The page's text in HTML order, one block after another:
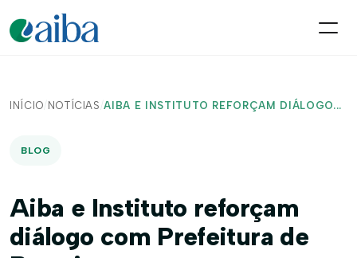
INÍCIO/ NOTÍCIAS /AIBA E INSTITUTO REFORÇAM DIÁLOGO...
BLOG
Aiba e Instituto reforçam
diálogo com Prefeitura de